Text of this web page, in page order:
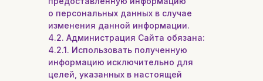
о персональных данных в случае
изменения данной информации.
4.2. Администрация Сайта обязана:
4.2.1. Использовать полученную
информацию исключительно для
целей, указанных в настоящей